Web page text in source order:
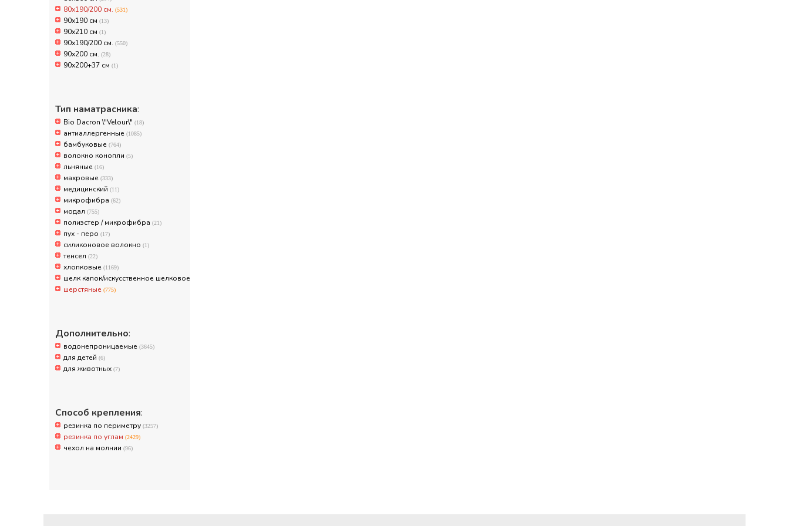
80х190/200 см. (531)
90x190 см (13)
90x210 см (1)
90х190/200 см. (550)
90х200 см. (28)
90х200+37 см (1)
Тип наматрасника:
Bio Dacron \"Velour\" (18)
антиаллергенные (1085)
бамбуковые (764)
волокно конопли (5)
льняные (16)
махровые (333)
медицинский (11)
микрофибра (62)
модал (755)
полиэстер / микрофибра (21)
пух - перо (17)
силиконовое волокно (1)
тенсел (22)
хлопковые (1169)
шелк капок/искусственное шелковое волокно
шерстяные (775)
Дополнительно:
водонепроницаемые (3645)
для детей (6)
для животных (7)
Способ крепления:
резинка по периметру (3257)
резинка по углам (2429)
чехол на молнии (96)